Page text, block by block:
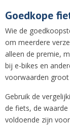
Goedkope
Wie de
om meerdere
alleen de premie,
bij e-bikes en
voorwaarden groot
Gebruik de
de fiets, de waarde
voldoende zijn